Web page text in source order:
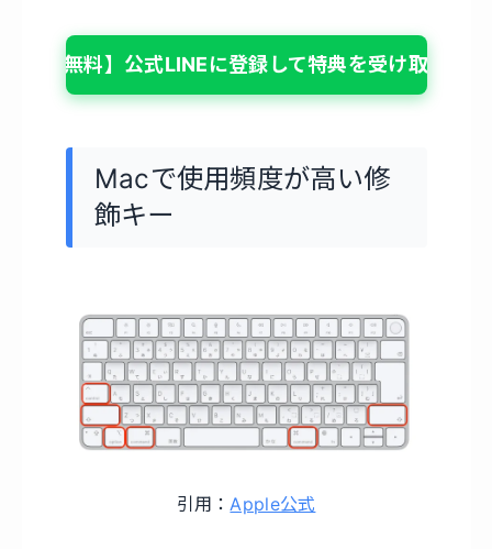
【無料】公式LINEに登録して特典を受け取る
Macで使用頻度が高い修
飾キー
引用：Apple公式